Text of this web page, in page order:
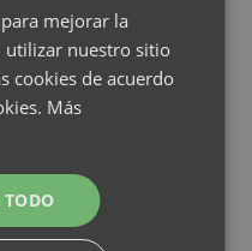
mejorar la
utilizar nuestro sitio
cookies de acuerdo
Más
TODO